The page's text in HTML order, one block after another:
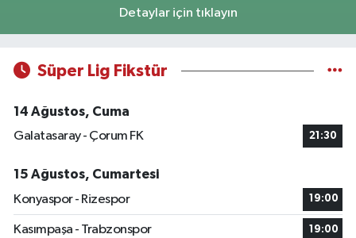
Detaylar için tıklayın
Süper Lig Fikstür
14 Ağustos, Cuma
Galatasaray - Çorum FK
21:30
15 Ağustos, Cumartesi
Konyaspor - Rizespor
19:00
Kasımpaşa - Trabzonspor 19:00